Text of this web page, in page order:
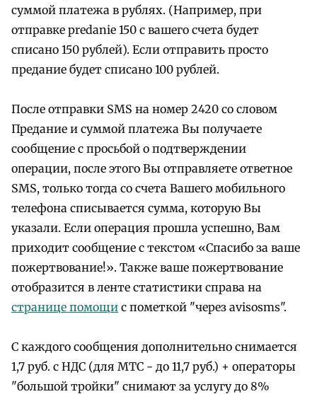
суммой платежа в рублях. (Например, при
отправке predanie 150 c вашего счета будет
списано 150 рублей). Если отправить просто
предание будет списано 100 рублей.
После отправки SMS на номер 2420 со словом
Предание и суммой платежа Вы получаете
сообщение с просьбой о подтверждении
операции, после этого Вы отправляете ответное
SMS, только тогда со счета Вашего мобильного
телефона списывается сумма, которую Вы
указали. Если операция прошла успешно, Вам
приходит сообщение с текстом «Спасибо за ваше
пожертвование!». Также ваше пожертвование
отобразится в ленте статистики справа на
странице помощи с пометкой "через avisosms".
С каждого сообщения дополнительно снимается
1,7 руб. с НДС (для МТС - до 11,7 руб.) + операторы
"большой тройки" снимают за услугу до 8%